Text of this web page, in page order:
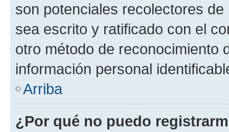
son potenciales recolectores
sea escrito y ratificado con el
otro método de reconocimiento
información personal
Arriba
¿Por qué no puedo